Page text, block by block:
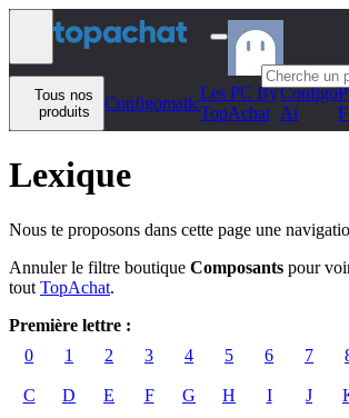
Aller au contenu
Tous nos
produits
Configomatic
Les PC By
TopAchat
Configo
Ai
Lexique
Nous te proposons dans cette page une
Annuler le filtre boutique Composants pour
tout TopAchat.
Première lettre :
0
1 2 3 4 5 6 7
C D E F G H I J